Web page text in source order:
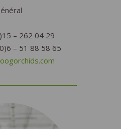
– 262 04 29
– 51 88 58 65